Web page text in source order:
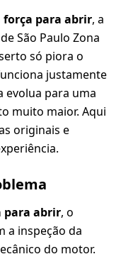
força para abrir, a
São Paulo Zona
só piora o
justamente
evolua para uma
muito maior. Aqui
originais e
para abrir, o
a inspeção da
do motor.